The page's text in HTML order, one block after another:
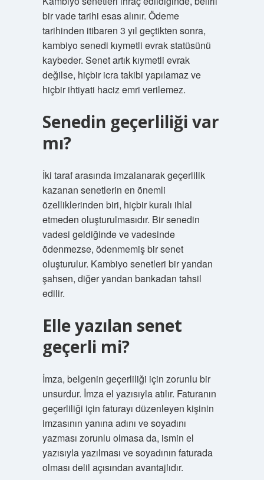
bir vade tarihi esas alınır. Ödeme
tarihinden itibaren 3 yıl geçtikten sonra,
kambiyo senedi kıymetli evrak statüsünü
kaybeder. Senet artık kıymetli evrak
değilse, hiçbir icra takibi yapılamaz ve
hiçbir ihtiyati haciz emri verilemez.
Senedin geçerliliği var
mı?
İki taraf arasında imzalanarak geçerlilik
kazanan senetlerin en önemli
özelliklerinden biri, hiçbir kuralı ihlal
etmeden oluşturulmasıdır. Bir senedin
vadesi geldiğinde ve vadesinde
ödenmezse, ödenmemiş bir senet
oluşturulur. Kambiyo senetleri bir yandan
şahsen, diğer yandan bankadan tahsil
edilir.
Elle yazılan senet
geçerli mi?
İmza, belgenin geçerliliği için zorunlu bir
unsurdur. İmza el yazısıyla atılır. Faturanın
geçerliliği için faturayı düzenleyen kişinin
imzasının yanına adını ve soyadını
yazması zorunlu olmasa da, ismin el
yazısıyla yazılması ve soyadının faturada
olması delil açısından avantajlıdır.